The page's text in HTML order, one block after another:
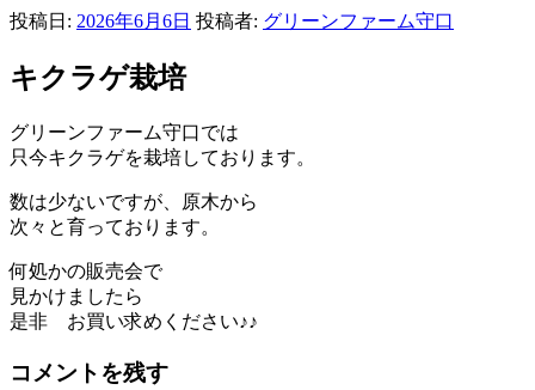
投稿日: 2026年6月6日 投稿者: グリーンファーム守口
キクラゲ栽培
グリーンファーム守口では
只今キクラゲを栽培しております。
数は少ないですが、原木から
次々と育っております。
何処かの販売会で
見かけましたら
是非 お買い求めください♪♪
コメントを残す